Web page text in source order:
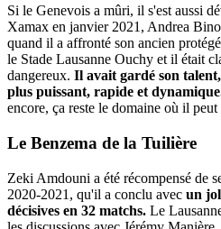
Si le Genevois a mûri, il s'est aussi
Xamax en janvier 2021, Andrea
quand il a affronté son ancien
le Stade Lausanne Ouchy et il était
dangereux. Il avait gardé son
plus puissant, rapide et
encore, ça reste le domaine où il peut
Le Benzema de la Tuilière
Zeki Amdouni a été récompensé de
2020-2021, qu'il a conclu avec un
décisives en 32 matchs. Le